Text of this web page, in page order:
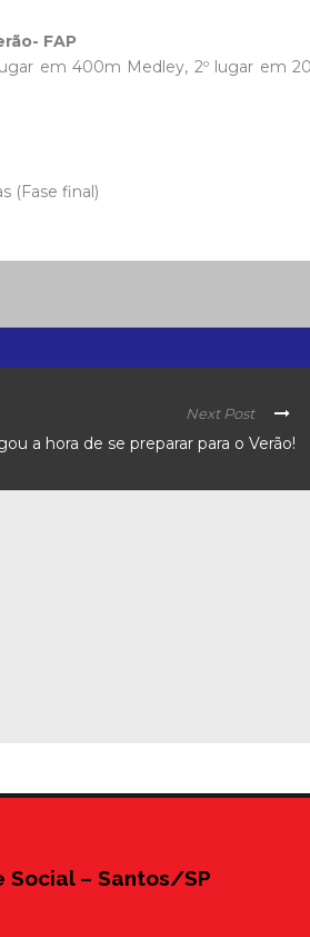
FAP
em 400m Medley, 2º lugar em
(Fase final)
Next Post
a hora de se preparar para o Verão!
Social – Santos/SP